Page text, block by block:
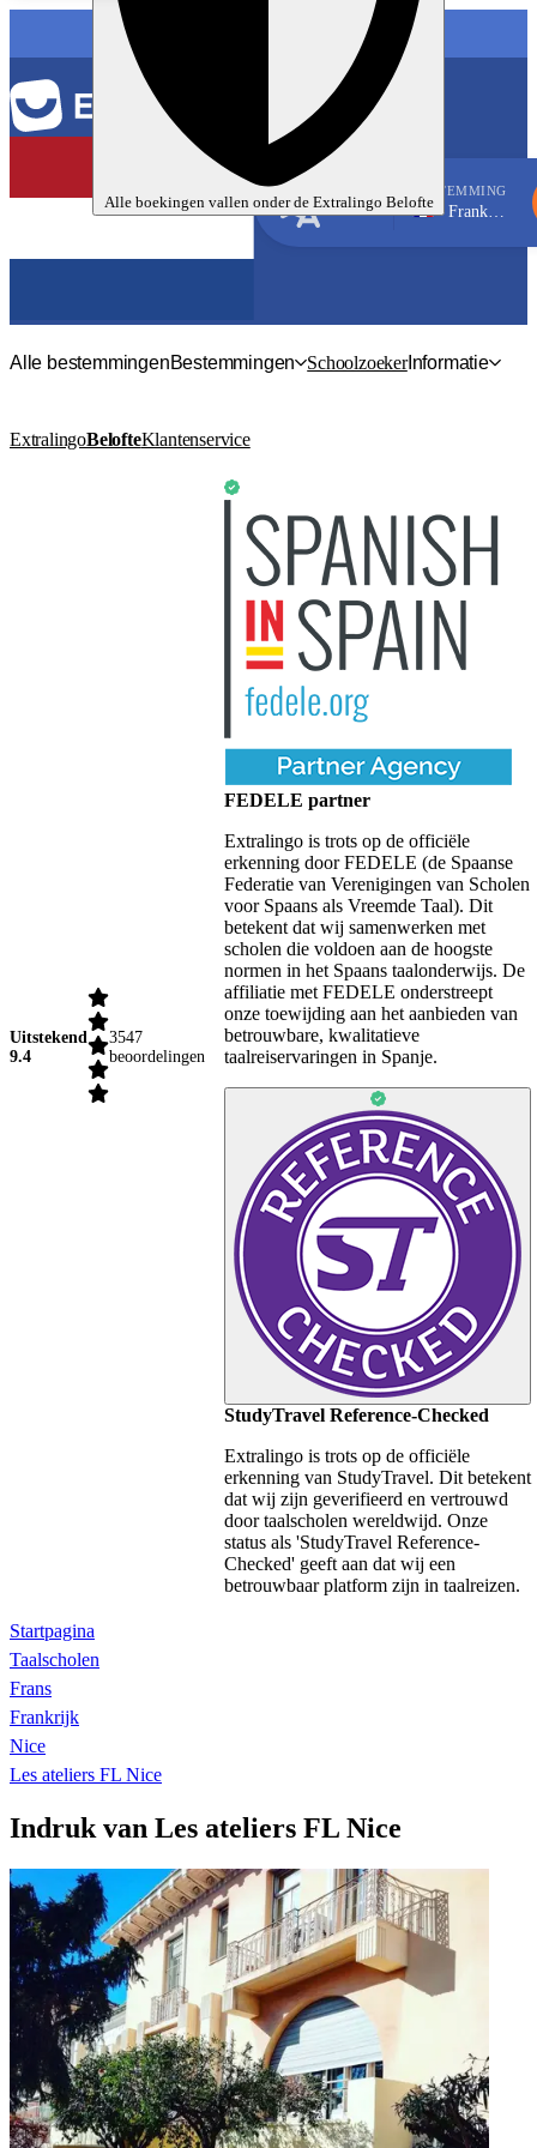
Alle boekingen vallen onder de Extralingo Belofte
TAAL
Frans
BESTEMMING
Frankrijk, Nice
Alle bestemmingenBestemmingen SchoolzoekerInformatie
ExtralingoBelofteKlantenservice
Uitstekend
9.4
3547
beoordelingen
FEDELE partner
Extralingo is trots op de officiële
erkenning door FEDELE (de Spaanse
Federatie van Verenigingen van Scholen
voor Spaans als Vreemde Taal). Dit
betekent dat wij samenwerken met
scholen die voldoen aan de hoogste
normen in het Spaans taalonderwijs. De
affiliatie met FEDELE onderstreept
onze toewijding aan het aanbieden van
betrouwbare, kwalitatieve
taalreiservaringen in Spanje.
StudyTravel Reference-Checked
Extralingo is trots op de officiële
erkenning van StudyTravel. Dit betekent
dat wij zijn geverifieerd en vertrouwd
door taalscholen wereldwijd. Onze
status als 'StudyTravel Reference-
Checked' geeft aan dat wij een
betrouwbaar platform zijn in taalreizen.
Startpagina
Taalscholen
Frans
Frankrijk
Nice
Les ateliers FL Nice
Indruk van Les ateliers FL Nice